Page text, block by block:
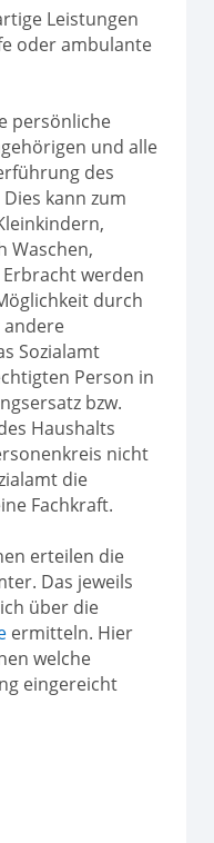
Leistungen
oder ambulante
persönliche
und alle
des
kann zum
Waschen,
werden
durch
andere
Sozialamt
Person in
bzw.
Haushalts
nicht
die
Fachkraft.
erteilen die
Das jeweils
über die
ermitteln. Hier
welche
eingereicht